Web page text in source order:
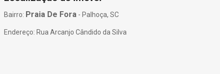
Bairro: Praia De Fora - Palhoça, SC
Endereço: Rua Arcanjo Cândido da Silva